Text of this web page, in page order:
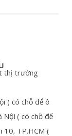
thị trường
( có chỗ để ô
Nội ( có chỗ để
10, TP.HCM (